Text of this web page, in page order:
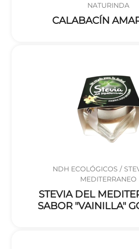
NATURINDA
CALABACÍN
NDH ECOLÓGICOS /
MEDITERRANEO
STEVIA DEL
SABOR "VAINILLA"